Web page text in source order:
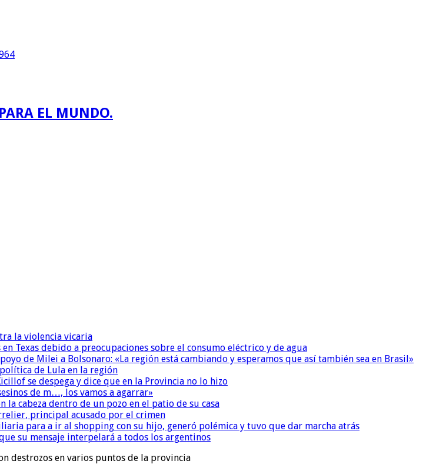
EL MUNDO.
la violencia vicaria
Texas debido a preocupaciones sobre el consumo eléctrico y de agua
de Milei a Bolsonaro: «La región está cambiando y esperamos que así también sea en Brasil»
de Lula en la región
se despega y dice que en la Provincia no lo hizo
de m…, los vamos a agarrar»
cabeza dentro de un pozo en el patio de su casa
principal acusado por el crimen
para a ir al shopping con su hijo, generó polémica y tuvo que dar marcha atrás
su mensaje interpelará a todos los argentinos
destrozos en varios puntos de la provincia